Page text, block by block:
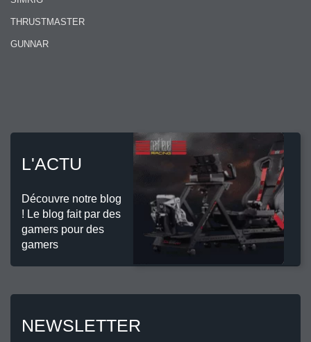
THRUSTMASTER
GUNNAR
L'ACTU
Découvre notre blog
! Le blog fait par des
gamers pour des
gamers
NEWSLETTER